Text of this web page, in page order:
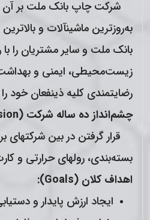
شرکت چاپ بانک ملت بر آن
به‌روزترین ماشین­آلات و
بانک ملت و سایر مشتریان را
زیست‌محیطی، ایمنی و
رضایتمندی کلیه ذینفعان خود را
چشم‌انداز ده ساله شركت (
قرار گرفتن در بین شركت­های
بسته‌بندی، رول­های حرارتی و
اهداف کلان (
Goals
):
ایجاد ارزش پایدار و